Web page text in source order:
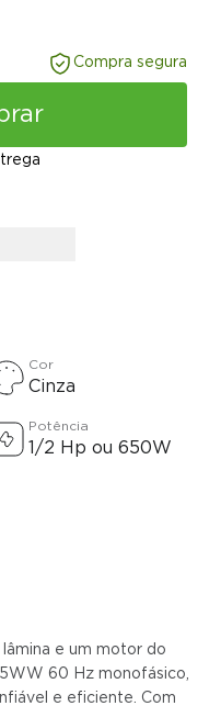
Compra segura
Cor
Cinza
Potência
1/2 Hp ou 650W
e um motor do
60 Hz monofásico,
e eficiente. Com